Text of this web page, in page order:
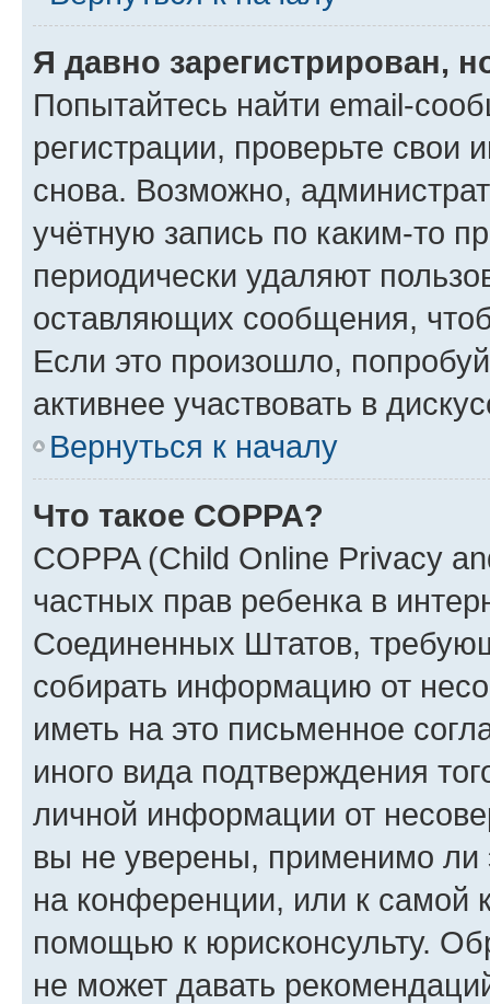
Я давно зарегистрирован,
Попытайтесь найти email-
регистрации, проверьте свои
снова. Возможно,
учётную запись по каким-то
периодически удаляют
оставляющих сообщения,
Если это произошло,
активнее участвовать в
Вернуться к началу
Что такое COPPA?
COPPA (Child Online Privacy
частных прав ребенка в
Соединенных Штатов,
собирать информацию от
иметь на это письменное
иного вида подтверждения
личной информации от
вы не уверены, применимо ли
на конференции, или к самой
помощью к юрисконсульту.
не может давать